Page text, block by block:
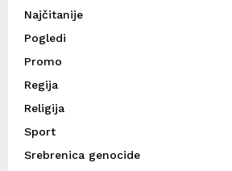
Najčitanije
Pogledi
Promo
Regija
Religija
Sport
Srebrenica genocide